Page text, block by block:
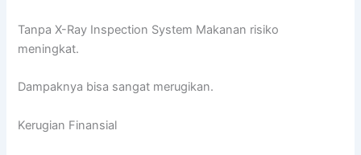
Tanpa X-Ray Inspection System Makanan risiko
meningkat.
Dampaknya bisa sangat merugikan.
Kerugian Finansial